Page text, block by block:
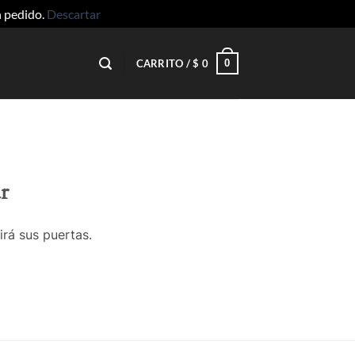
pedido. Descartar
CARRITO /$ 0 0
sus puertas.